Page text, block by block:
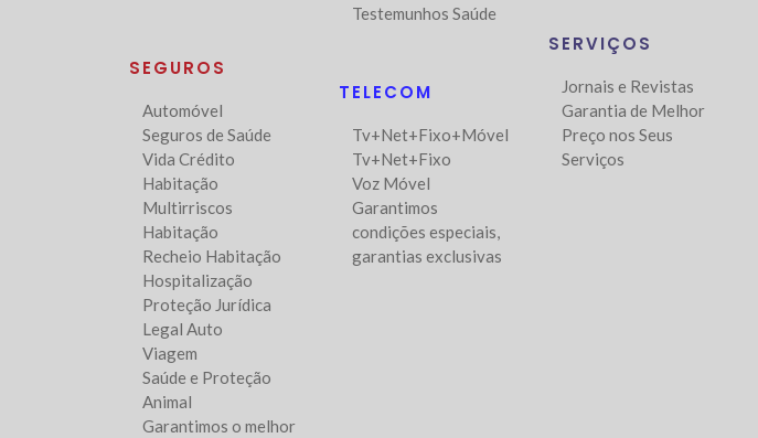
SEGUROS
Automóvel
Seguros de Saúde
Vida Crédito
Habitação
Multirriscos
Habitação
Recheio Habitação
Hospitalização
Proteção Jurídica
Legal Auto
Viagem
Saúde e Proteção
Animal
Garantimos o melhor
Testemunhos Saúde
TELECOM
Tv+Net+Fixo+Móvel
Tv+Net+Fixo
Voz Móvel
Garantimos
condições especiais,
garantias exclusivas
SERVIÇOS
Jornais e Revistas
Garantia de Melhor
Preço nos Seus
Serviços